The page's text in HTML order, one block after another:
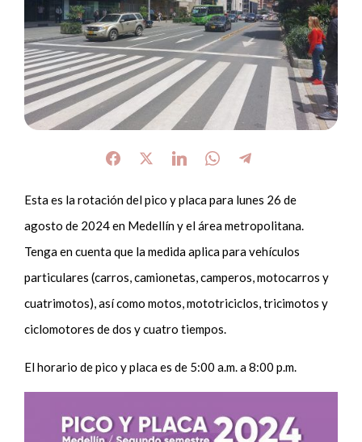
Esta es la rotación del pico y placa para lunes 26 de
agosto de 2024 en Medellín y el área metropolitana.
Tenga en cuenta que la medida aplica para vehículos
particulares (carros, camionetas, camperos, motocarros y
cuatrimotos), así como motos, mototriciclos, tricimotos y
ciclomotores de dos y cuatro tiempos.
El horario de pico y placa es de 5:00 a.m. a 8:00 p.m.